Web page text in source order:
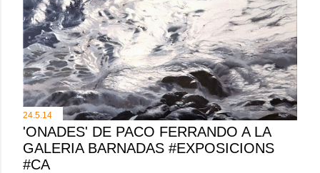
24.5.14
'ONADES' DE PACO FERRANDO A LA
GALERIA BARNADAS #EXPOSICIONS
#CA